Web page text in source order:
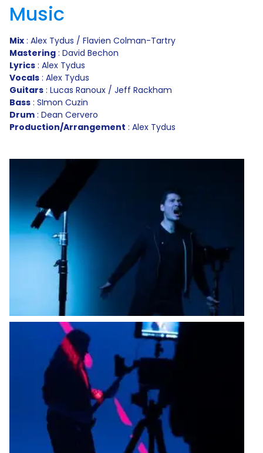
Music
Mix : Alex Tydus / Flavien Colman-Tartry
Mastering : David Bechon
Lyrics : Alex Tydus
Vocals : Alex Tydus
Guitars : Lucas Ranoux / Jeff Rackham
Bass : SImon Cuzin
Drum : Dean Cervero
Production/Arrangement : Alex Tydus